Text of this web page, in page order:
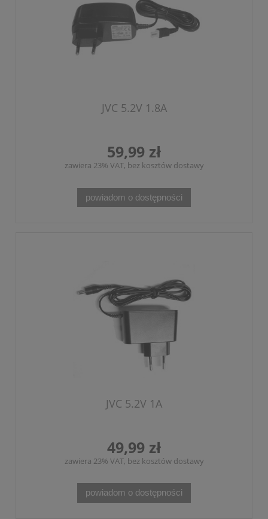
JVC 5.2V 1.8A
59,99 zł
zawiera 23% VAT, bez kosztów dostawy
powiadom o dostępności
JVC 5.2V 1A
49,99 zł
zawiera 23% VAT, bez kosztów dostawy
powiadom o dostępności